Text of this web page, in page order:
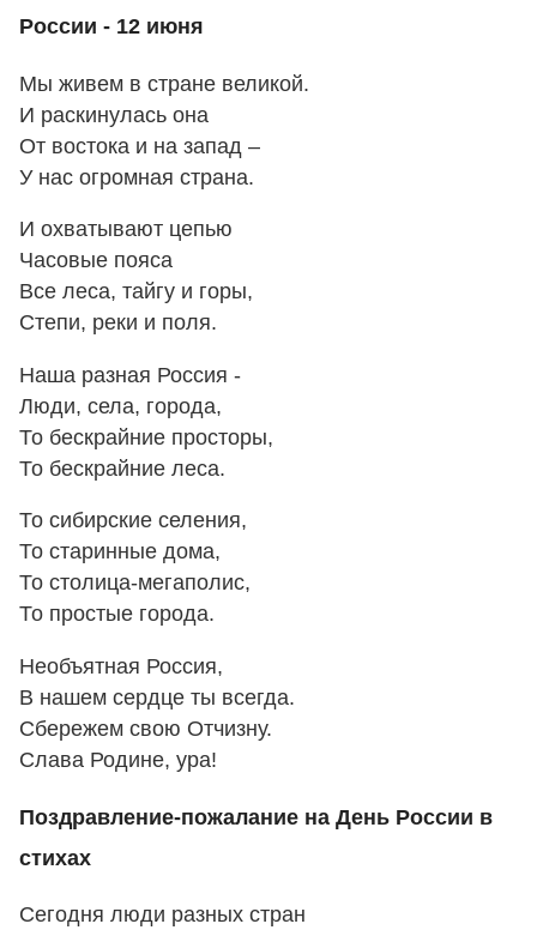
России - 12 июня
Мы живем в стране великой.
И раскинулась она
От востока и на запад –
У нас огромная страна.
И охватывают цепью
Часовые пояса
Все леса, тайгу и горы,
Степи, реки и поля.
Наша разная Россия -
Люди, села, города,
То бескрайние просторы,
То бескрайние леса.
То сибирские селения,
То старинные дома,
То столица-мегаполис,
То простые города.
Необъятная Россия,
В нашем сердце ты всегда.
Сбережем свою Отчизну.
Слава Родине, ура!
Поздравление-пожалание на День России в
стихах
Сегодня люди разных стран